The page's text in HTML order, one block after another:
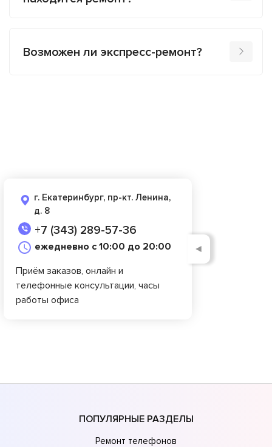
Возможен ли экспресс-ремонт?
г. Екатеринбург, пр-кт. Ленина,
д. 8
+7 (343) 289-57-36
ежедневно с 10:00 до 20:00
Приём заказов, онлайн и
телефонные консультации, часы
работы офиса
◄
ПОПУЛЯРНЫЕ РАЗДЕЛЫ
Ремонт телефонов